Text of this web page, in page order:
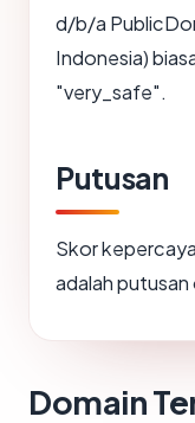
d/b/a
Indonesia)
"very_safe".
Putusan
Skor
adalah
Domain